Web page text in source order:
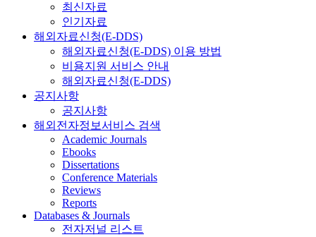
최신자료
인기자료
해외자료신청(E-DDS)
해외자료신청(E-DDS) 이용 방법
비용지원 서비스 안내
해외자료신청(E-DDS)
공지사항
공지사항
해외전자정보서비스 검색
Academic Journals
Ebooks
Dissertations
Conference Materials
Reviews
Reports
Databases & Journals
전자저널 리스트